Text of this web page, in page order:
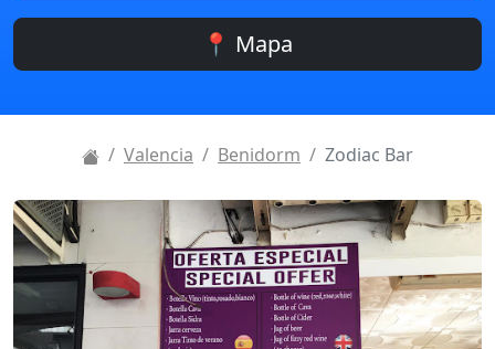
📍 Mapa
Valencia Benidorm Zodiac Bar